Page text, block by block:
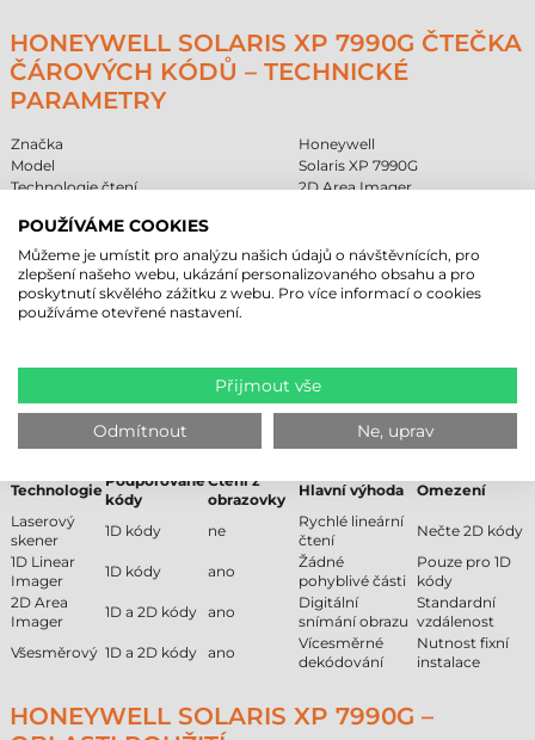
HONEYWELL SOLARIS XP 7990G ČTEČKA
ČÁROVÝCH KÓDŮ – TECHNICKÉ
PARAMETRY
Značka
Honeywell
Model
Solaris XP 7990G
Technologie čtení
2D Area Imager
Min. čtecí vzdálenost
Max. čtecí vzdálenost
30 cm
Uživatelské prostředí
standardní
Provedení
stolní
Záruční doba
SROVNÁNÍ TECHNOLOGIÍ ČTEČEK
ČÁROVÝCH KÓDŮ
Technologie
Podporované
kódy
Čtení z
obrazovky
Hlavní výhoda
Omezení
Laserový
skener
1D kódy ne
Rychlé lineární
čtení
Nečte 2D kódy
1D Linear
Imager
1D kódy ano
Žádné
pohyblivé části
Pouze pro 1D
kódy
2D Area
Imager
1D a 2D kódy ano
Digitální
snímání obrazu
Standardní
vzdálenost
Všesměrový 1D a 2D kódy ano
Vícesměrné
dekódování
Nutnost fixní
instalace
HONEYWELL SOLARIS XP 7990G –
POUŽÍVÁME COOKIES
Můžeme je umístit pro analýzu našich údajů o návštěvnících, pro
zlepšení našeho webu, ukázání personalizovaného obsahu a pro
poskytnutí skvělého zážitku z webu. Pro více informací o cookies
používáme otevřené nastavení.
Přijmout vše
Odmítnout Ne, uprav